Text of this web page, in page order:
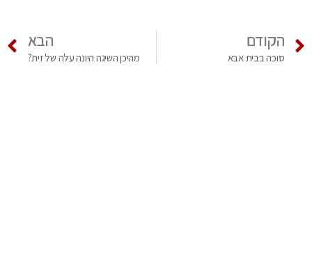
הקודם
סוכה בבית אבא
הבא
מהיכן השיגה היונה עלה של זית?